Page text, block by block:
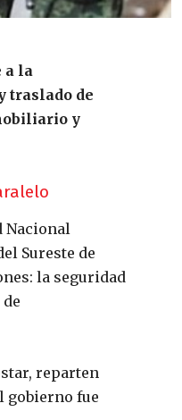
a la
traslado de
y
Nacional
Sureste de
la seguridad
reparten
gobierno fue